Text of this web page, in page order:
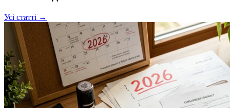
Усі статті →